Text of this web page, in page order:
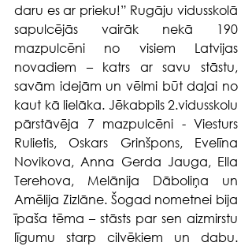
daru es ar prieku!” Rugāju vidusskolā
sapulcējās vairāk nekā 190
mazpulcēni no visiem Latvijas
novadiem – katrs ar savu stāstu,
savām idejām un vēlmi būt daļai no
kaut kā lielāka. Jēkabpils 2.vidusskolu
pārstāvēja 7 mazpulcēni - Viesturs
Rulietis, Oskars Grinšpons, Evelīna
Novikova, Anna Gerda Jauga, Ella
Terehova, Melānija Dāboliņa un
Amēlija Zizlāne. Šogad nometnei bija
īpaša tēma – stāsts par sen aizmirstu
līgumu starp cilvēkiem un dabu.